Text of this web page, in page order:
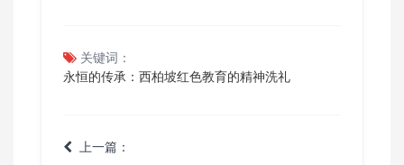
关键词：
永恒的传承：西柏坡红色教育的精神洗礼
上一篇：